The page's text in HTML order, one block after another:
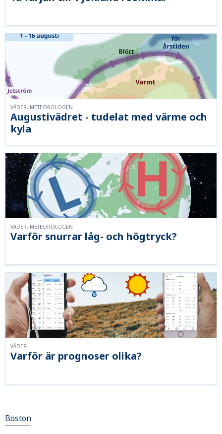
Augustivädret - tudelat med värme och
kyla
VÄDER, METEOROLOGEN
Varför snurrar låg- och högtryck?
VÄDER, METEOROLOGEN
Varför är prognoser olika?
VÄDER
Boston